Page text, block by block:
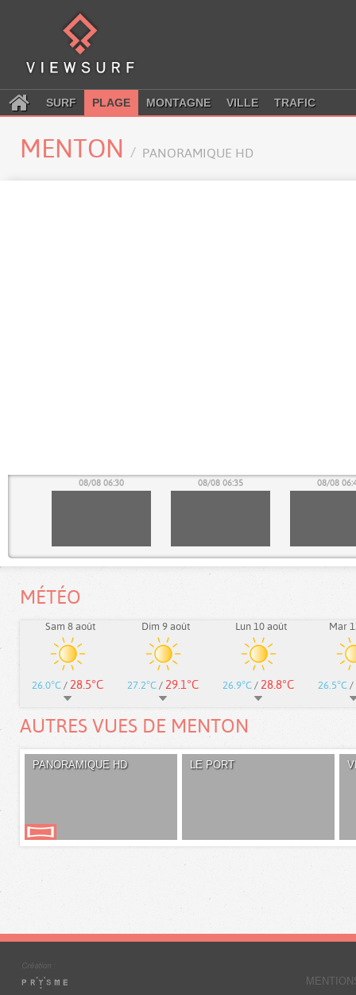
SURF PLAGE MONTAGNE VILLE TRAFIC
MENTON PANORAMIQUE HD
08/08 06:30 08/08 06:35 08/08
MÉTÉO
Sam 8 août
26.0°C / 28.5°C
Dim 9 août
27.2°C / 29.1°C
Lun 10 août
26.9°C / 28.8°C
Mar
26.5°C /
AUTRES VUES DE MENTON
PANORAMIQUE HD LE PORT